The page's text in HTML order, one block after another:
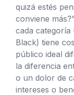
quizá estés
conviene
cada categoría
Black) tiene
público ideal
la diferencia
o un dolor de
intereses o